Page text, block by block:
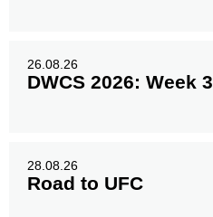
26.08.26
DWCS 2026: Week 3
28.08.26
Road to UFC